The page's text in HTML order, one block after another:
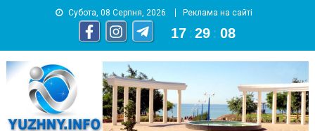
Субота, 08 Серпня, 2026 Реклама на сайті
17 :29 : 09
YUZHNY.INFO
информационный портал города Южный